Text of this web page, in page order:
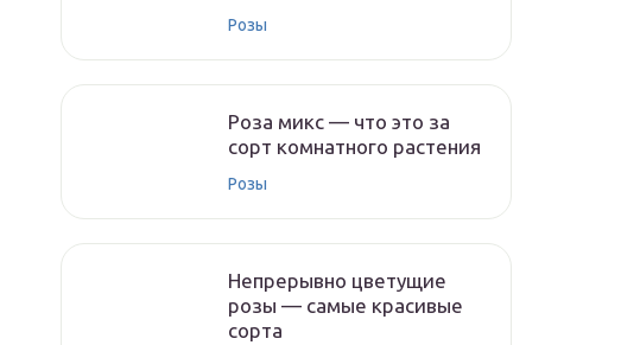
Розы
Роза микс — что это за
сорт комнатного растения
Розы
Непрерывно цветущие
розы — самые красивые
сорта